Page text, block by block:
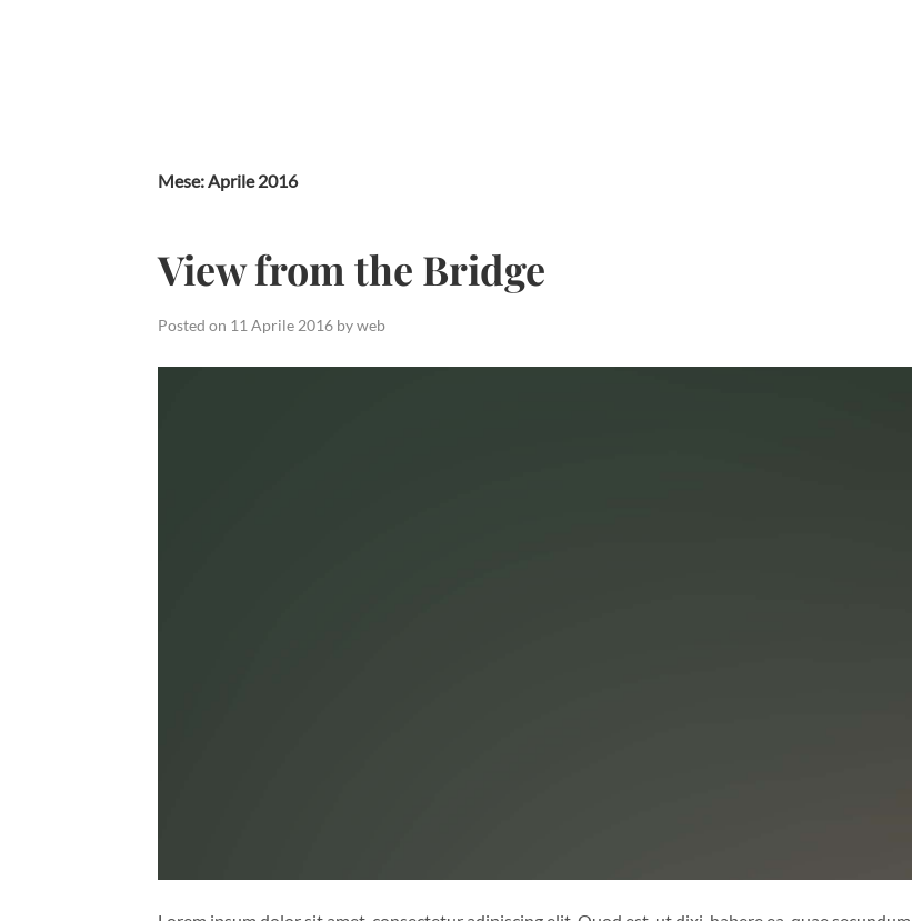
Mese:Aprile 2016
View from the Bridge
Posted on 11 Aprile 2016 byweb